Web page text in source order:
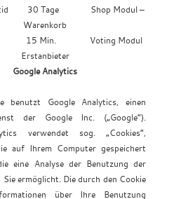
30 Tage Shop Modul –
Warenkorb
15 Min. Voting Modul
Erstanbieter
Google Analytics
benutzt Google Analytics, einen
der Google Inc. („Google“).
verwendet sog. „Cookies“,
auf Ihrem Computer gespeichert
eine Analyse der Benutzung der
ermöglicht. Die durch den Cookie
über Ihre Benutzung